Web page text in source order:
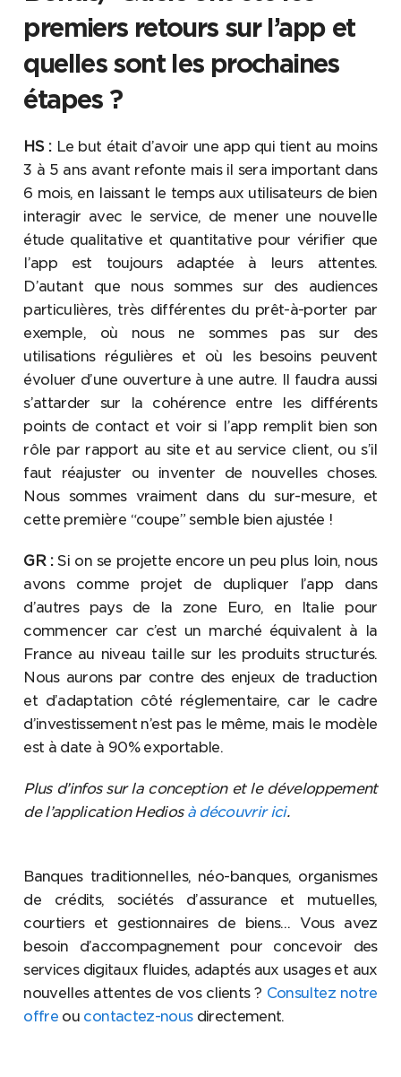
premiers retours sur l’app et
quelles sont les prochaines
étapes ?
HS : Le but était d’avoir une app qui tient au moins
3 à 5 ans avant refonte mais il sera important dans
6 mois, en laissant le temps aux utilisateurs de bien
interagir avec le service, de mener une nouvelle
étude qualitative et quantitative pour vérifier que
l’app est toujours adaptée à leurs attentes.
D’autant que nous sommes sur des audiences
particulières, très différentes du prêt-à-porter par
exemple, où nous ne sommes pas sur des
utilisations régulières et où les besoins peuvent
évoluer d’une ouverture à une autre. Il faudra aussi
s’attarder sur la cohérence entre les différents
points de contact et voir si l’app remplit bien son
rôle par rapport au site et au service client, ou s’il
faut réajuster ou inventer de nouvelles choses.
Nous sommes vraiment dans du sur-mesure, et
cette première “coupe” semble bien ajustée !
GR :Si on se projette encore un peu plus loin, nous
avons comme projet de dupliquer l’app dans
d’autres pays de la zone Euro, en Italie pour
commencer car c’est un marché équivalent à la
France au niveau taille sur les produits structurés.
Nous aurons par contre des enjeux de traduction
et d’adaptation côté réglementaire, car le cadre
d’investissement n’est pas le même, mais le modèle
est à date à 90% exportable.
Plus d’infos sur la conception et le développement
de l’application Hedios à découvrir ici.
Banques traditionnelles, néo-banques, organismes
de crédits, sociétés d’assurance et mutuelles,
courtiers et gestionnaires de biens… Vous avez
besoin d’accompagnement pour concevoir des
services digitaux fluides, adaptés aux usages et aux
nouvelles attentes de vos clients ? Consultez notre
offre ou contactez-nousdirectement.